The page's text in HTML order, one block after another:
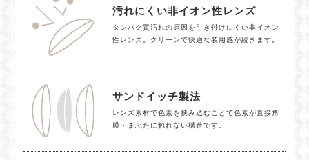
汚れにくい非イオン性レンズ
タンパク質汚れの原因を引き付けにくい非イオン
性レンズ。クリーンで快適な装用感が続きます。
サンドイッチ製法
レンズ素材で色素を挟み込むことで色素が直接角
膜・まぶたに触れない構造です。